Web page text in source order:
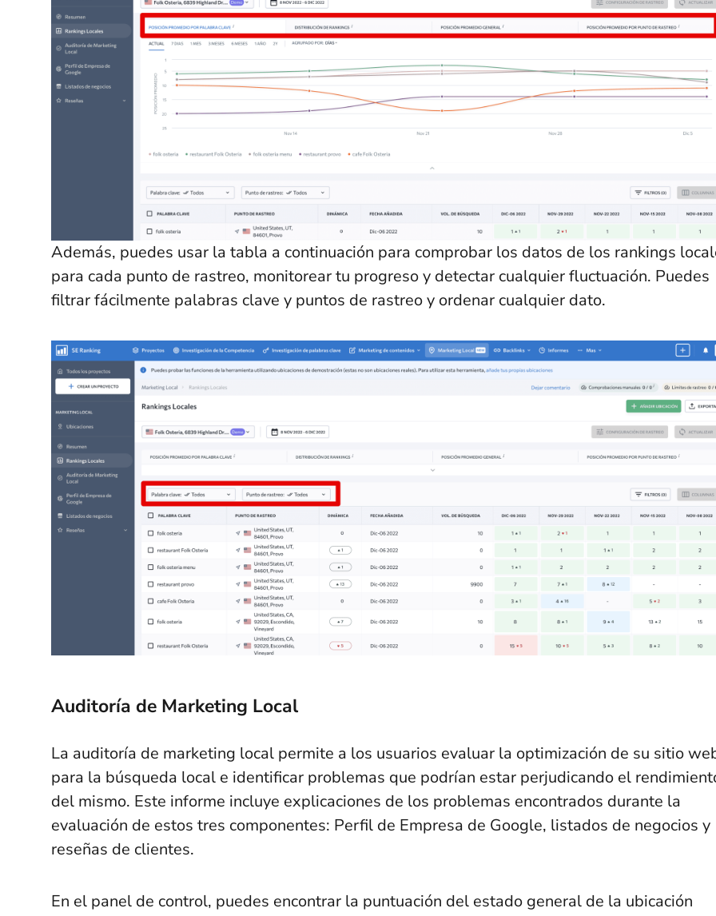
Además, puedes usar la tabla a continuación para comprobar los datos de los rankings
para cada punto de rastreo, monitorear tu progreso y detectar cualquier fluctuación. Puedes
filtrar fácilmente palabras clave y puntos de rastreo y ordenar cualquier dato.
Auditoría de Marketing Local
La auditoría de marketing local permite a los usuarios evaluar la optimización de su sitio
para la búsqueda local e identificar problemas que podrían estar perjudicando el
del mismo. Este informe incluye explicaciones de los problemas encontrados durante la
evaluación de estos tres componentes: Perfil de Empresa de Google, listados de negocios y
reseñas de clientes.
En el panel de control, puedes encontrar la puntuación del estado general de la ubicación